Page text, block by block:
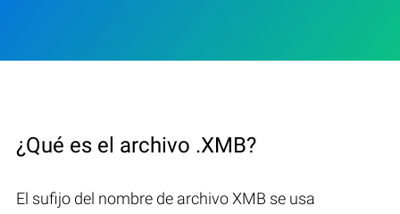
¿Qué es el archivo .XMB?
El sufijo del nombre de archivo XMB se usa